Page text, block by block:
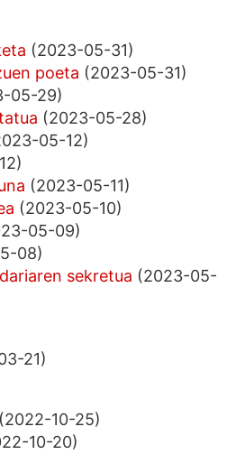
(2023-05-31)
poeta (2023-05-31)
05-29)
(2023-05-28)
05-12)
(2023-05-11)
(2023-05-10)
05-09)
08)
sekretua (2023-05-
21)
(2022-10-25)
10-20)